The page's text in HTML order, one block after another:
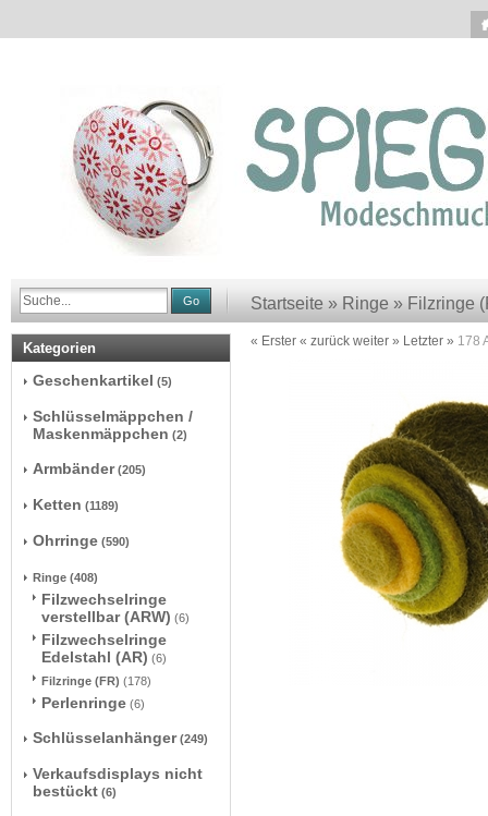
Go Startseite » Ringe » Filzringe
« Erster « zurück weiter » Letzter » 178
Kategorien
Geschenkartikel (5)
Schlüsselmäppchen /
Maskenmäppchen (2)
Armbänder (205)
Ketten (1189)
Ohrringe (590)
Ringe (408)
Filzwechselringe
verstellbar (ARW) (6)
Filzwechselringe
Edelstahl (AR) (6)
Filzringe (FR) (178)
Perlenringe (6)
Schlüsselanhänger (249)
Verkaufsdisplays nicht
bestückt (6)